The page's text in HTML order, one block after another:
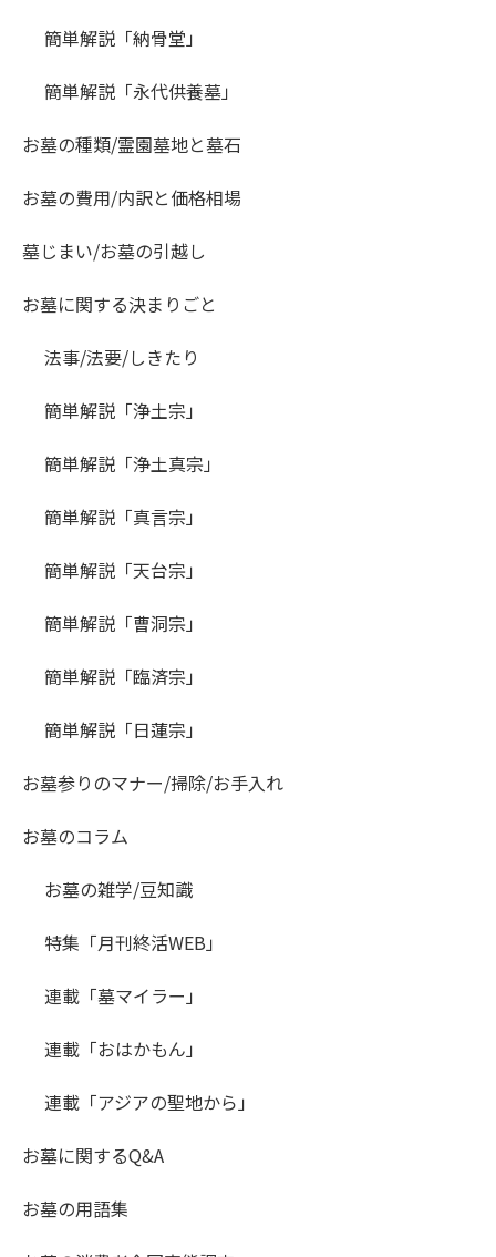
簡単解説「納骨堂」
簡単解説「永代供養墓」
お墓の種類/霊園墓地と墓石
お墓の費用/内訳と価格相場
墓じまい/お墓の引越し
お墓に関する決まりごと
法事/法要/しきたり
簡単解説「浄土宗」
簡単解説「浄土真宗」
簡単解説「真言宗」
簡単解説「天台宗」
簡単解説「曹洞宗」
簡単解説「臨済宗」
簡単解説「日蓮宗」
お墓参りのマナー/掃除/お手入れ
お墓のコラム
お墓の雑学/豆知識
特集「月刊終活WEB」
連載「墓マイラー」
連載「おはかもん」
連載「アジアの聖地から」
お墓に関するQ&A
お墓の用語集